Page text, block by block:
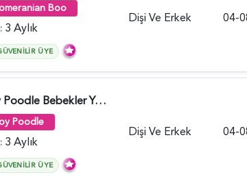
Boo
3 Aylık
ÜYE
Dişi Ve Erkek 04-
Toy Poodle Bebekler Yuva Arıyor - 5970
Poodle
3 Aylık
ÜYE
Dişi Ve Erkek 04-